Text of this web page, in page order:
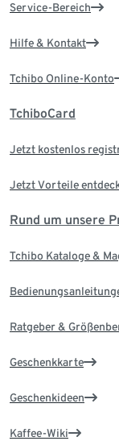
Service-Bereich
Hilfe & Kontakt
Tchibo Online-Konto
TchiboCard
Jetzt kostenlos
Jetzt Vorteile
Rund um unsere
Tchibo Kataloge &
Ratgeber &
Geschenkkarte
Geschenkideen
Kaffee-Wiki